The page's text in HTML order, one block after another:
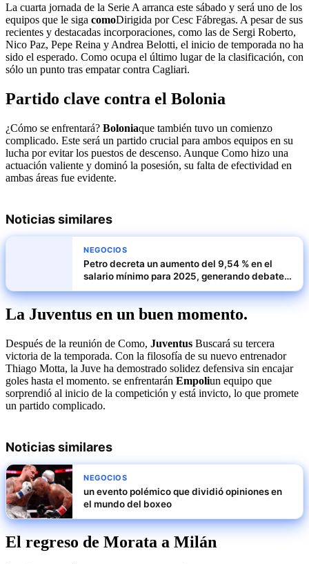
La cuarta jornada de la Serie A arranca este sábado y será uno de los
equipos que le siga comoDirigida por Cesc Fábregas. A pesar de sus
recientes y destacadas incorporaciones, como las de Sergi Roberto,
Nico Paz, Pepe Reina y Andrea Belotti, el inicio de temporada no ha
sido el esperado. Como ocupa el último lugar de la clasificación, con
sólo un punto tras empatar contra Cagliari.
Partido clave contra el Bolonia
¿Cómo se enfrentará? Boloniaque también tuvo un comienzo
complicado. Este será un partido crucial para ambos equipos en su
lucha por evitar los puestos de descenso. Aunque Como hizo una
actuación valiente y dominó la posesión, su falta de efectividad en
ambas áreas fue evidente.
Noticias similares
NEGOCIOS
Petro decreta un aumento del 9,54 % en el
salario mínimo para 2025, generando debate
en Colombia
La Juventus en un buen momento.
Después de la reunión de Como, Juventus Buscará su tercera
victoria de la temporada. Con la filosofía de su nuevo entrenador
Thiago Motta, la Juve ha demostrado solidez defensiva sin encajar
goles hasta el momento. se enfrentarán Empoliun equipo que
sorprendió al inicio de la competición y está invicto, lo que promete
un partido complicado.
Noticias similares
NEGOCIOS
un evento polémico que dividió opiniones en
el mundo del boxeo
El regreso de Morata a Milán